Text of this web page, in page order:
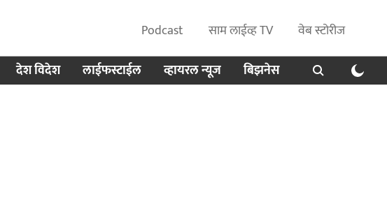
Podcast साम लाईव्ह TV
वेब स्टोरीज
देश विदेश लाईफस्टाईल व्हायरल न्यूज बिझनेस